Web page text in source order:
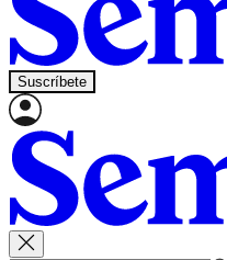
Suscríbete